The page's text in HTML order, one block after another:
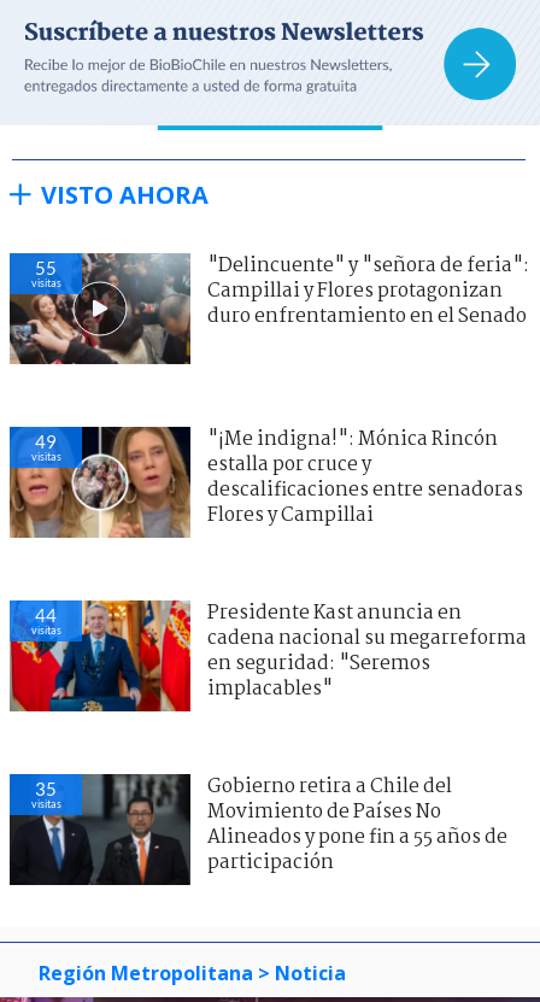
VISTO AHORA
55
visitas
"Delincuente" y "señora de feria":
Campillai y Flores protagonizan
duro enfrentamiento en el Senado
49
visitas
"¡Me indigna!": Mónica Rincón
estalla por cruce y
descalificaciones entre senadoras
Flores y Campillai
44
visitas
Presidente Kast anuncia en
cadena nacional su megarreforma
en seguridad: "Seremos
implacables"
35
visitas
Gobierno retira a Chile del
Movimiento de Países No
Alineados y pone fin a 55 años de
participación
Región Metropolitana > Noticia